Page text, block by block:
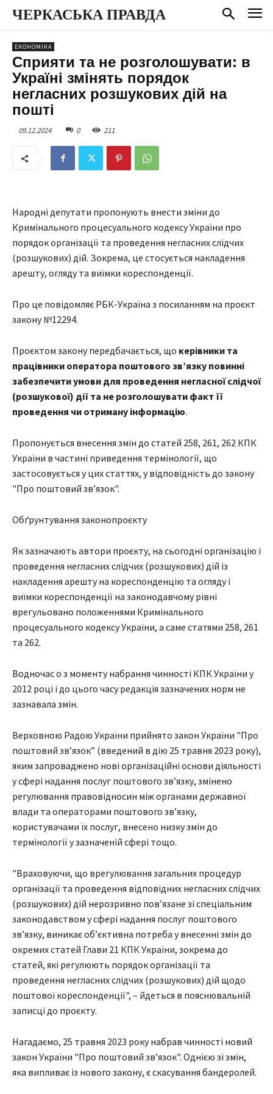
ЧЕРКАСЬКА ПРАВДА
ЕКОНОМІКА
Сприяти та не розголошувати: в
Україні змінять порядок
негласних розшукових дій на
пошті
09.12.2024 0 211
Народні депутати пропонують внести зміни до
Кримінального процесуального кодексу України про
порядок організації та проведення негласних слідчих
(розшукових) дій. Зокрема, це стосується накладення
арешту, огляду та виїмки кореспонденції.
Про це повідомляє РБК-Україна з посиланням на проєкт
закону №12294.
Проєктом закону передбачається, що керівники та
працівники оператора поштового зв’язку повинні
забезпечити умови для проведення негласної слідчої
(розшукової) дії та не розголошувати факт її
проведення чи отриману інформацію.
Пропонується внесення змін до статей 258, 261, 262 КПК
України в частині приведення термінології, що
застосовується у цих статтях, у відповідність до закону
"Про поштовий зв’язок".
Обґрунтування законопроєкту
Як зазначають автори проєкту, на сьогодні організацію і
проведення негласних слідчих (розшукових) дій із
накладення арешту на кореспонденцію та огляду і
виїмки кореспонденції на законодавчому рівні
врегульовано положеннями Кримінального
процесуального кодексу України, а саме статями 258, 261
та 262.
Водночас о з моменту набрання чинності КПК України у
2012 році і до цього часу редакція зазначених норм не
зазнавала змін.
Верховною Радою України прийнято закон України "Про
поштовий зв’язок” (введений в дію 25 травня 2023 року),
яким запроваджено нові організаційні основи діяльності
у сфері надання послуг поштового зв’язку, змінено
регулювання правовідносин між органами державної
влади та операторами поштового зв’язку,
користувачами їх послуг, внесено низку змін до
термінології у зазначеній сфері тощо.
"Враховуючи, що врегулювання загальних процедур
організації та проведення відповідних негласних слідчих
(розшукових) дій нерозривно пов’язане зі спеціальним
законодавством у сфері надання послуг поштового
зв’язку, виникає об’єктивна потреба у внесенні змін до
окремих статей Глави 21 КПК України, зокрема до
статей, які регулюють порядок організації та
проведення негласних слідчих (розшукових) дій щодо
поштової кореспонденції", – йдеться в пояснювальній
записці до проєкту.
Нагадаємо, 25 травня 2023 року набрав чинності новий
закон України "Про поштовий зв’язок". Однією зі змін,
яка випливає із нового закону, є скасування бандеролей.